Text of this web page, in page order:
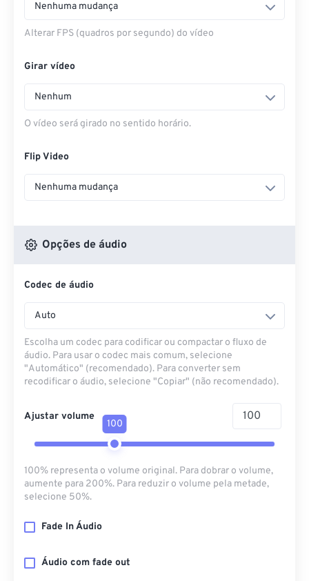
Nenhuma mudança
Alterar FPS (quadros por segundo) do vídeo
Girar vídeo
Nenhum
O vídeo será girado no sentido horário.
Flip Video
Nenhuma mudança
Opções de áudio
Codec de áudio
Auto
Escolha um codec para codificar ou compactar o fluxo de
áudio. Para usar o codec mais comum, selecione
"Automático" (recomendado). Para converter sem
recodificar o áudio, selecione "Copiar" (não recomendado).
Ajustar volume
100
100% representa o volume original. Para dobrar o volume,
aumente para 200%. Para reduzir o volume pela metade,
selecione 50%.
Fade In Áudio
Áudio com fade out